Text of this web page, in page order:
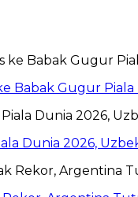
Babak Gugur
Dunia 2026,